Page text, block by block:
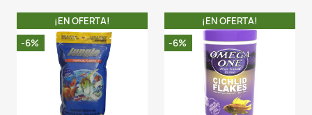
¡EN OFERTA!
-6%
¡PRODUCTO NO
DISPONIBLE!
¡EN
-8%